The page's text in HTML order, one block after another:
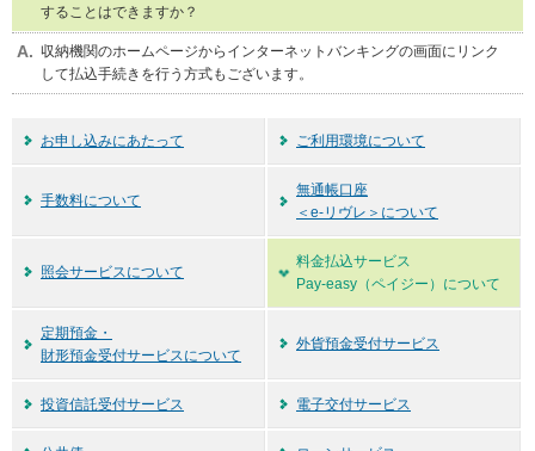
することはできますか？
収納機関のホームページからインターネットバンキングの画面にリンク
して払込手続きを行う方式もございます。
お申し込みにあたって ご利用環境について
手数料について
無通帳口座
＜e-リヴレ＞について
照会サービスについて
料金払込サービス
Pay-easy（ペイジー）について
定期預金・
財形預金受付サービスについて
外貨預金受付サービス
投資信託受付サービス 電子交付サービス